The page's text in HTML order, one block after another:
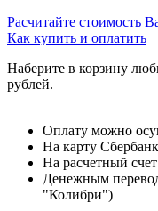
Расчитайте
Как купить и оплатить
Наберите в корзину
рублей.
Оплату можно
На карту
На расчетный счет
Денежным
"Колибри")